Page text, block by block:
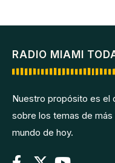
RADIO MIAMI
Nuestro propósito es el
sobre los temas de
mundo de hoy.